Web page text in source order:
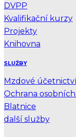
DVPP
Kvalifikační kurzy
Projekty
Knihovna
SLUŽBY
Mzdové účetnictví
Ochrana
Blatnice
další služby